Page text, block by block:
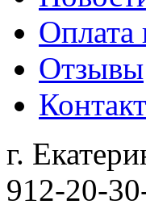
Оплата
Отзывы
г.
912-20-